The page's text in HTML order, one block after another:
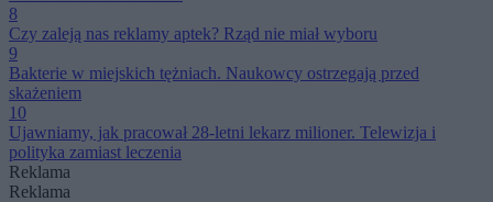
8
Czy zaleją nas reklamy aptek? Rząd nie miał wyboru
9
Bakterie w miejskich tężniach. Naukowcy ostrzegają przed
skażeniem
10
Ujawniamy, jak pracował 28-letni lekarz milioner. Telewizja i
polityka zamiast leczenia
Reklama
Reklama